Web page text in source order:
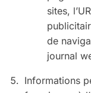
sites,
de
journal
Informations